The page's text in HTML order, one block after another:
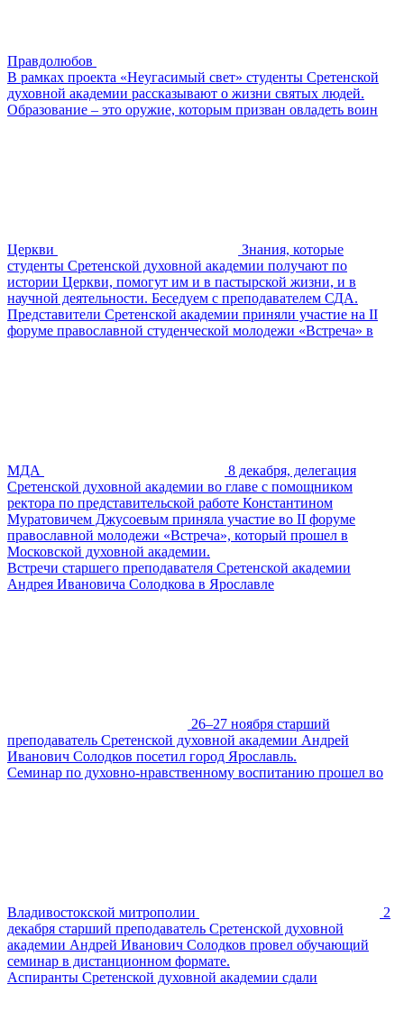
Правдолюбов
В рамках проекта «Неугасимый свет» студенты Сретенской
духовной академии рассказывают о жизни святых людей.
Образование – это оружие, которым призван овладеть воин
Церкви
Знания, которые
студенты Сретенской духовной академии получают по
истории Церкви, помогут им и в пастырской жизни, и в
научной деятельности. Беседуем с преподавателем СДА.
Представители Сретенской академии приняли участие на II
форуме православной студенческой молодежи «Встреча» в
МДА
8 декабря, делегация
Сретенской духовной академии во главе с помощником
ректора по представительской работе Константином
Муратовичем Джусоевым приняла участие во II форуме
православной молодежи «Встреча», который прошел в
Московской духовной академии.
Встречи старшего преподавателя Сретенской академии
Андрея Ивановича Солодкова в Ярославле
26–27 ноября старший
преподаватель Сретенской духовной академии Андрей
Иванович Солодков посетил город Ярославль.
Семинар по духовно-нравственному воспитанию прошел во
Владивостокской митрополии
2
декабря старший преподаватель Сретенской духовной
академии Андрей Иванович Солодков провел обучающий
семинар в дистанционном формате.
Аспиранты Сретенской духовной академии сдали